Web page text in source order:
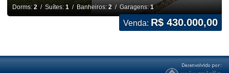
Dorms: 2/ Suítes: 1 / Banheiros: 2/ Garagens:1
Venda: R$ 430.000,00